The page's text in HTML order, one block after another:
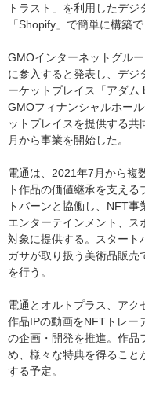
トラスト」を利用したデ
「Shopify」で簡単に構築
GMOインターネットグル
に参入すると発表し、デジ
ーケットプレイス「アダ
GMOフィナンシャルホー
ットプレイスを提供する
月から事業を開始した。
電通は、2021年7月から複
ト作品の価値継承を支え
トバーンと協働し、NFT
エンターテインメント、ス
対象に提供する。スタート
ガサが取り扱う美術品販売
を行う。
電通とオルトプラス、アク
作品IPの動画をNFTトレー
の企画・開発を推進。作品
め、様々な特典を得ること
する予定。